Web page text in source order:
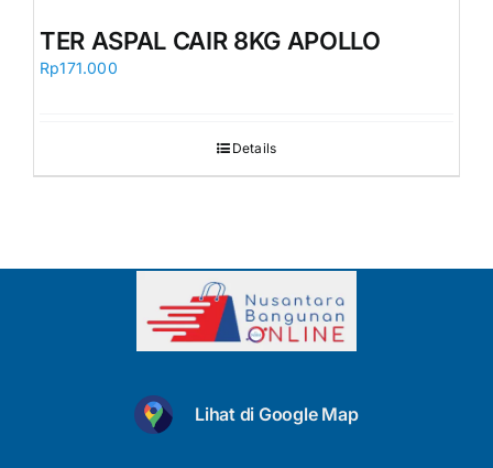
TER ASPAL CAIR 8KG APOLLO
Rp171.000
Details
Lihat di Google Map